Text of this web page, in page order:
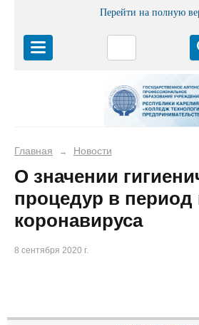
Перейти на полную
Главная → Новости
О значении
процедур в
коронавируса
8 сентября 2020 г.